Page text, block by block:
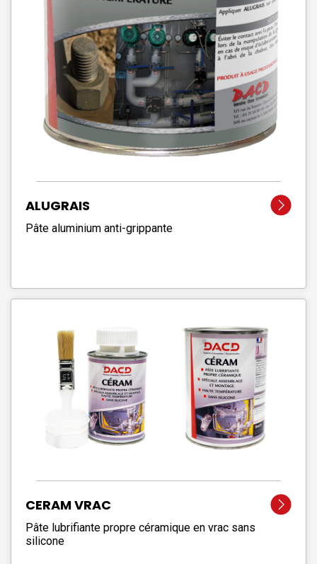
ALUGRAIS
Pâte aluminium anti-grippante
CERAM VRAC
Pâte lubrifiante propre céramique en vrac sans
silicone